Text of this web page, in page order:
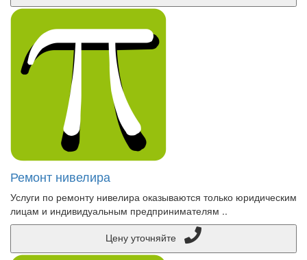
Ремонт нивелира
Услуги по ремонту нивелира оказываются только юридическим
лицам и индивидуальным предпринимателям ..